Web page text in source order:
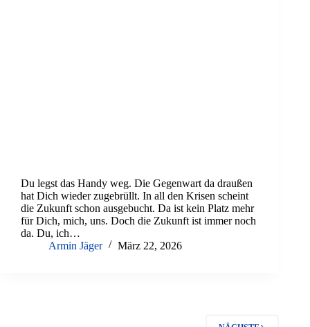
Du legst das Handy weg. Die Gegenwart da draußen
hat Dich wieder zugebrüllt. In all den Krisen scheint
die Zukunft schon ausgebucht. Da ist kein Platz mehr
für Dich, mich, uns. Doch die Zukunft ist immer noch
da. Du, ich…
Armin Jäger
März 22, 2026